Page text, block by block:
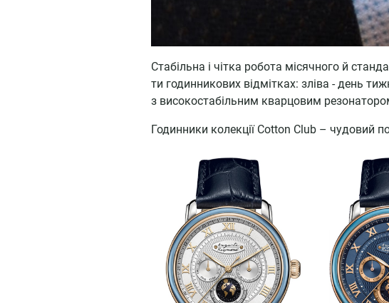
Стабільна і чітка робота місячного й
ти годинникових відмітках: зліва - день
з високостабільним кварцовим
Годинники колекції Cotton Club – чудовий